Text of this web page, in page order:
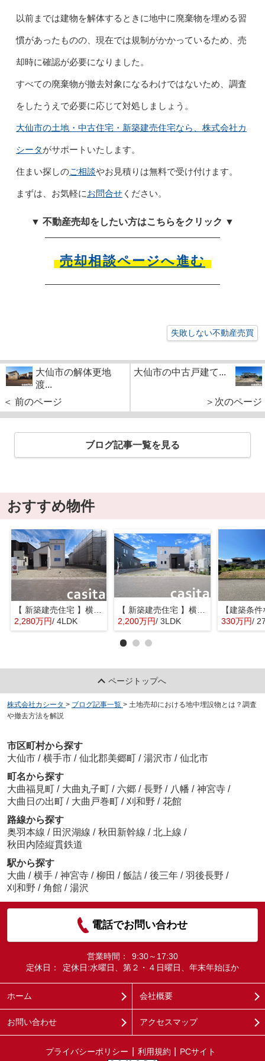
以前までは建物を解体するときに地中に廃棄物を埋める習
慣があったものの、現在では規制がかかっているため、売
却時に確認が必要になりました。
すべての廃棄物が撤去対象になるわけではないため、調査
をしたうえで必要に応じて対処しましょう。
大仙市の土地・中古住宅・新築建売住宅なら、株式会社カ
シータがサポートいたします。
住まい探しのご相談やお見積りは無料で受け付けます。
まずは、お気軽にお問合せください。
▼ 不動産売却をしたい方はこちらをクリック ▼
売却相談ページへ進む
失敗しない不動産売買
大仙市の解体更地
渡...
＜ 前のページ
大仙市の中古戸建て...
＞次のページ
ブログ記事一覧を見る
おすすめ物件
【 新築建売住宅 】横手市八幡字長者町No58 横手北小学校区のオール電化 4LDK
2,280万円/ 4LDK
【 新築建売住宅 】横手市八幡字長者町No50 横手北小学校区のオール電化 3LDK
2,200万円/ 3LDK 330万円/
ページトップへ
株式会社カシータ > ブログ記事一覧 > 土地売却における地中埋設物とは？調査
や撤去方法を解説
市区町村から探す
大仙市 / 横手市 / 仙北郡美郷町 / 湯沢市 / 仙北市
町名から探す
大曲福見町 / 大曲丸子町 / 六郷 / 長野 / 八幡 / 神宮寺 /
大曲日の出町 / 大曲戸巻町 / 刈和野 / 花館
路線から探す
奥羽本線 / 田沢湖線 / 秋田新幹線 / 北上線 /
秋田内陸縦貫鉄道
駅から探す
大曲 / 横手 / 神宮寺 / 柳田 / 飯詰 / 後三年 / 羽後長野 /
刈和野 / 角館 / 湯沢
電話でお問い合わせ
営業時間：
9:30～17:30
定休日：
定休日:水曜日、第２・４日曜日、年末年始ほか
ホーム 会社概要
お問い合わせ アクセスマップ
プライバシーポリシー 利用規約 PCサイト